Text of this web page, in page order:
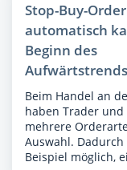
Stop-Buy-
automatisch
Beginn des
Aufwärtstrends
Beim Handel an
haben Trader und
mehrere
Auswahl. Dadurch
Beispiel möglich,